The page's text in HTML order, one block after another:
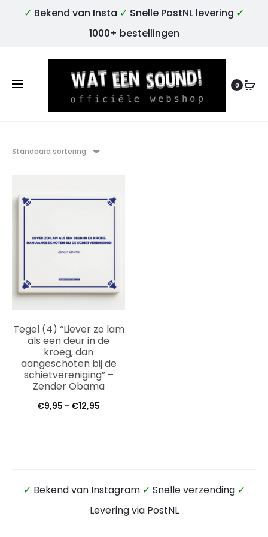
✓ Bekend van Insta ✓ Snelle PostNL levering ✓
1000+ bestellingen
0
Standaard sortering
Tegel (4) “Liever zo lam
als een deur in de
kroeg, dan
aangeschoten bij de
schietvereniging” –
Zender Obama
€9,95 - €12,95
✓ Bekend van Instagram ✓ Snelle verzending ✓
Levering via PostNL